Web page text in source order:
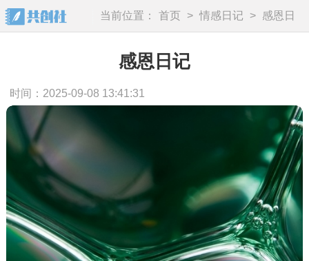
当前位置： 首页 > 情感日记 >
感恩日
记
感恩日记
时间：2025-09-08 13:41:31